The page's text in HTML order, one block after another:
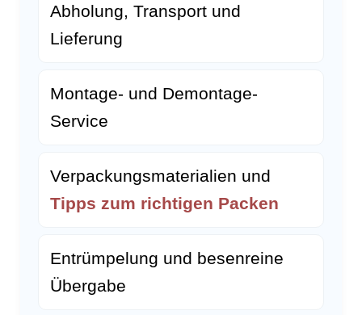
Abholung, Transport und
Lieferung
Montage- und Demontage-
Service
Verpackungsmaterialien und
Tipps zum richtigen Packen
Entrümpelung und besenreine
Übergabe